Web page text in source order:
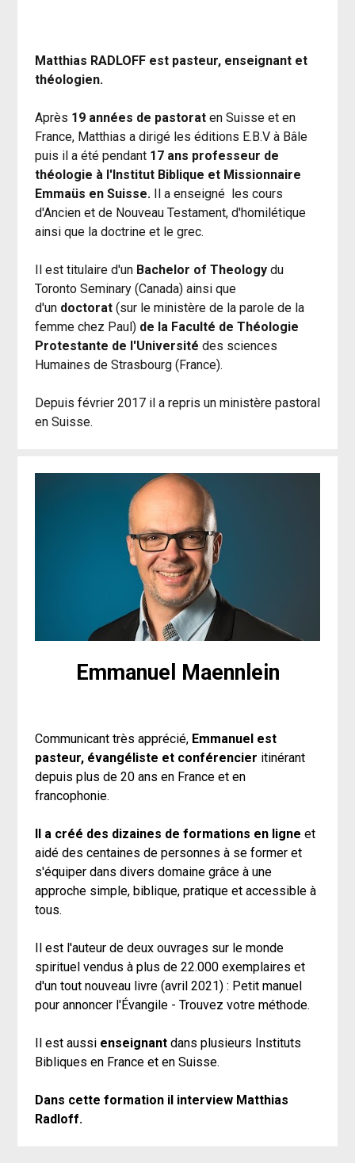
Matthias RADLOFF est pasteur, enseignant et
théologien.
Après 19 années de pastorat en Suisse et en
France, Matthias a dirigé les éditions E.B.V à Bâle
puis il a été pendant 17 ans professeur de
théologie à l'Institut Biblique et Missionnaire
Emmaüs en Suisse. Il a enseigné  les cours
d'Ancien et de Nouveau Testament, d'homilétique
ainsi que la doctrine et le grec.
Il est titulaire d'un Bachelor of Theology du
Toronto Seminary (Canada) ainsi que
d'un doctorat (sur le ministère de la parole de la
femme chez Paul) de la Faculté de Théologie
Protestante de l'Université des sciences
Humaines de Strasbourg (France).
Depuis février 2017 il a repris un ministère pastoral
en Suisse.
Emmanuel Maennlein
Communicant très apprécié, Emmanuel est
pasteur, évangéliste et conférencier itinérant
depuis plus de 20 ans en France et en
francophonie.
Il a créé des dizaines de formations en ligne et
aidé des centaines de personnes à se former et
s'équiper dans divers domaine grâce à une
approche simple, biblique, pratique et accessible à
tous.
Il est l'auteur de deux ouvrages sur le monde
spirituel vendus à plus de 22.000 exemplaires et
d'un tout nouveau livre (avril 2021) : Petit manuel
pour annoncer l'Évangile - Trouvez votre méthode.
Il est aussi enseignant dans plusieurs Instituts
Bibliques en France et en Suisse.
Dans cette formation il interview Matthias
Radloff.